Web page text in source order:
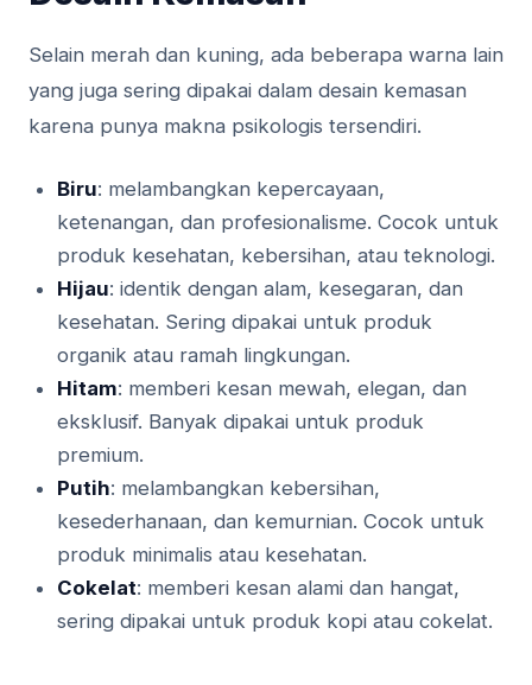
Selain merah dan kuning, ada beberapa warna lain
yang juga sering dipakai dalam desain kemasan
karena punya makna psikologis tersendiri.
Biru: melambangkan kepercayaan,
ketenangan, dan profesionalisme. Cocok untuk
produk kesehatan, kebersihan, atau teknologi.
Hijau: identik dengan alam, kesegaran, dan
kesehatan. Sering dipakai untuk produk
organik atau ramah lingkungan.
Hitam: memberi kesan mewah, elegan, dan
eksklusif. Banyak dipakai untuk produk
premium.
Putih: melambangkan kebersihan,
kesederhanaan, dan kemurnian. Cocok untuk
produk minimalis atau kesehatan.
Cokelat: memberi kesan alami dan hangat,
sering dipakai untuk produk kopi atau cokelat.